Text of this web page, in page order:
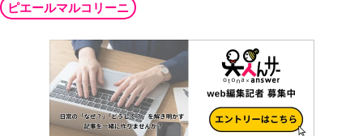
ピエールマルコリーニ